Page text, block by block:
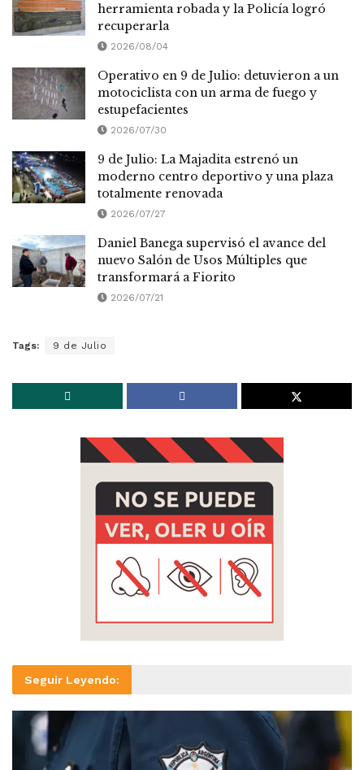
herramienta robada y la Policía logró
recuperarla
2026/08/04
Operativo en 9 de Julio: detuvieron a un
motociclista con un arma de fuego y
estupefacientes
2026/07/30
9 de Julio: La Majadita estrenó un
moderno centro deportivo y una plaza
totalmente renovada
2026/07/27
Daniel Banega supervisó el avance del
nuevo Salón de Usos Múltiples que
transformará a Fiorito
2026/07/21
Tags: 9 de Julio
Seguir Leyendo: